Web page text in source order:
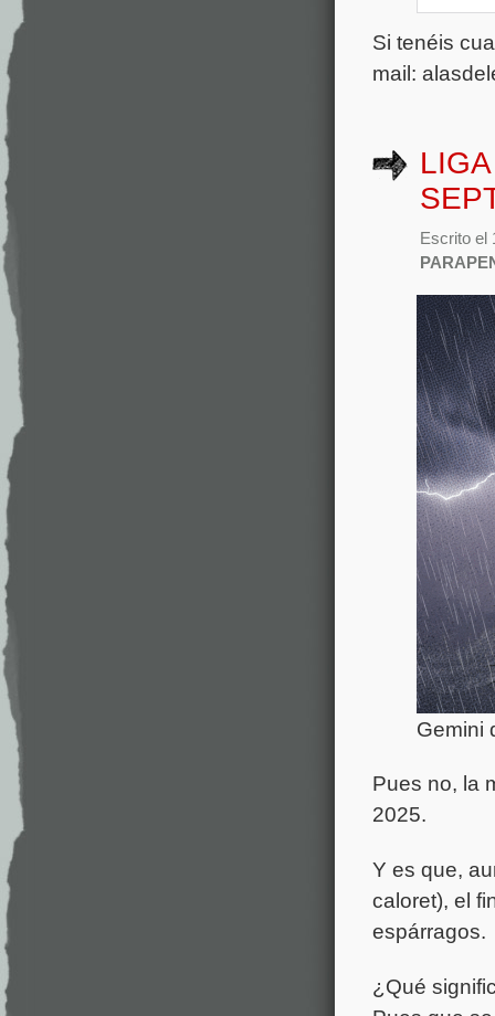
Si tenéis
mail:
Escrito el
Gemini
Pues no, la
2025.
Y es que,
caloret), el
espárragos.
¿Qué